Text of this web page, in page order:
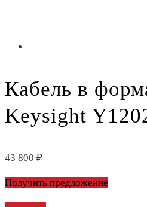
Кабель в
Keysight
43 800 ₽
Получить предложение